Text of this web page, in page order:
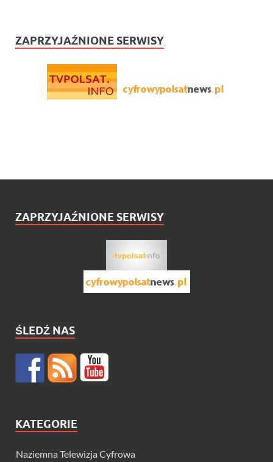
ZAPRZYJAŹNIONE SERWISY
ZAPRZYJAŹNIONE SERWISY
ŚLEDŹ NAS
KATEGORIE
Naziemna Telewizja Cyfrowa